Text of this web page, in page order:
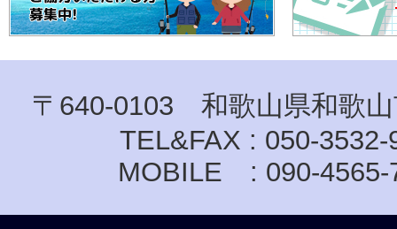
〒640-0103 和歌山県和歌山
TEL&FAX : 050-3532-
MOBILE : 090-4565-